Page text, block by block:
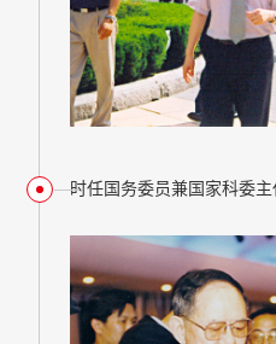
时任国务委员兼国家科委主